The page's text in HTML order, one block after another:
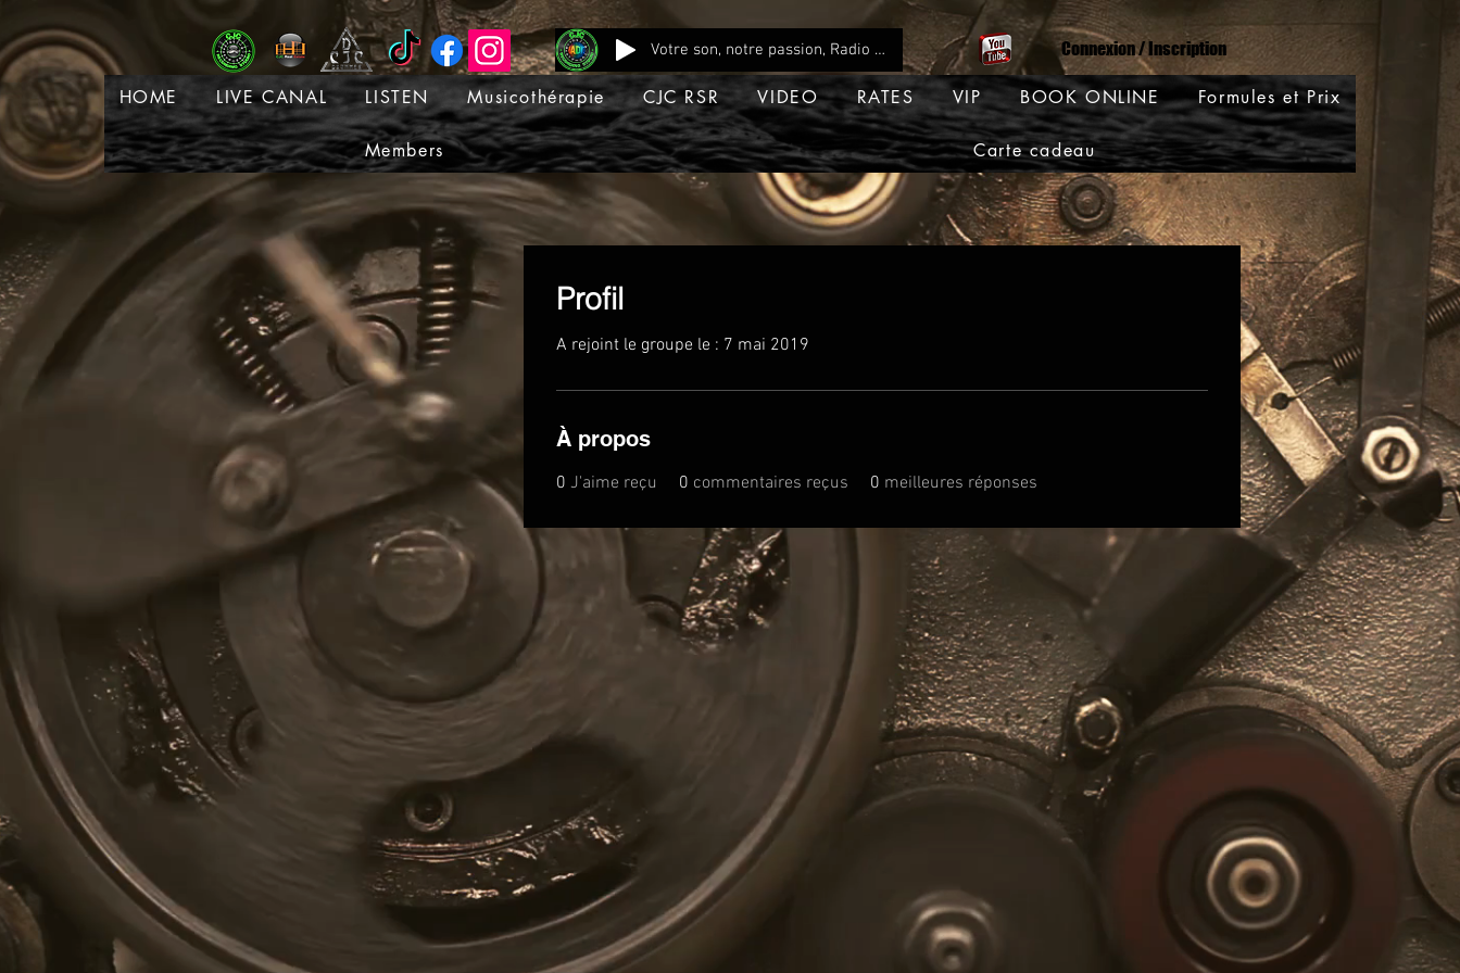
Votre son, notre passion, Radio CJC Recording Studio , là où chaque note prend vie ! Connexion / Inscription
HOME LIVE CANAL LISTEN Musicothérapie CJC RSR VIDEO RATES VIP BOOK ONLINE Formules et Prix
Members Carte cadeau
Profil
A rejoint le groupe le : 7 mai 2019
À propos
0 J'aime reçu 0 commentaires reçus 0 meilleures réponses